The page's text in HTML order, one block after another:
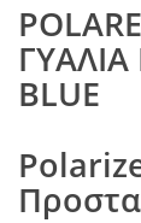
ΓΥΑΛΙΑ
BLUE